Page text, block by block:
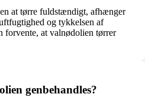
at tørre fuldstændigt, afhænger
og tykkelsen af
forvente, at valnødolien tørrer
genbehandles?